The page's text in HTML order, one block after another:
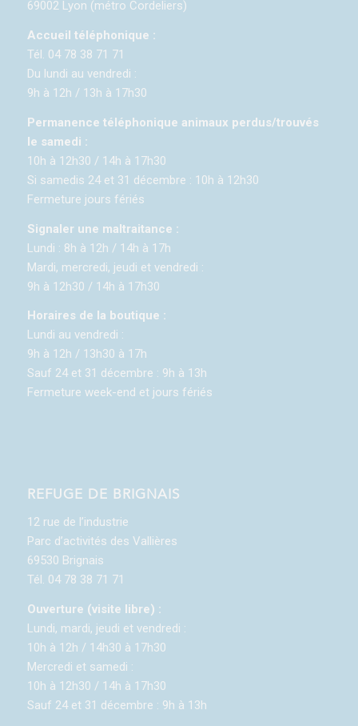
69002 Lyon (métro Cordeliers)
Accueil téléphonique :
Tél. 04 78 38 71 71
Du lundi au vendredi :
9h à 12h / 13h à 17h30
Permanence téléphonique animaux perdus/trouvés
le samedi :
10h à 12h30 / 14h à 17h30
Si samedis 24 et 31 décembre : 10h à 12h30
Fermeture jours fériés
Signaler une maltraitance :
Lundi : 8h à 12h / 14h à 17h
Mardi, mercredi, jeudi et vendredi :
9h à 12h30 / 14h à 17h30
Horaires de la boutique :
Lundi au vendredi :
9h à 12h / 13h30 à 17h
Sauf 24 et 31 décembre : 9h à 13h
Fermeture week-end et jours fériés
REFUGE DE BRIGNAIS
12 rue de l’industrie
Parc d’activités des Vallières
69530 Brignais
Tél. 04 78 38 71 71
Ouverture (visite libre) :
Lundi, mardi, jeudi et vendredi :
10h à 12h / 14h30 à 17h30
Mercredi et samedi :
10h à 12h30 / 14h à 17h30
Sauf 24 et 31 décembre : 9h à 13h